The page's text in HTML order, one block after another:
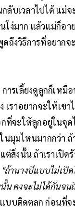
ลับเวลาไปได้ แม่จ
โง่มาก แล้วแม่ก็อา
ถึงวิธีการที่อยากจ
ารเลี้ยงดูลูกก็เหมื
เราอยากจะให้เขา
กที่จะให้ลูกอยู่ในจุ
นมุมไหนมากกว่า ถ้
ต่สิ่งนั้น ถ้าเราเปิด
"ถ้านางบีแบบไม่เปิด
น คงจะไม่ได้กันจน
บบติดตลก ก่อนที่จ